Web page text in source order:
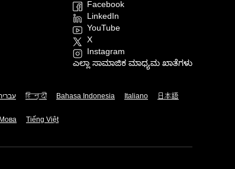
Facebook
LinkedIn
YouTube
X
Instagram
ಎಲ್ಲಾ ಸಾಮಾಜಿಕ ಮಾಧ್ಯಮ ಖಾತೆಗಳು
हिन्दी Bahasa Indonesia Italiano 日本語
Tiếng Việt